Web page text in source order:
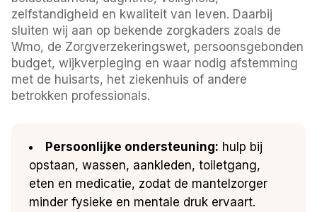
zelfstandigheid en kwaliteit van leven. Daarbij
sluiten wij aan op bekende zorgkaders zoals de
Wmo, de Zorgverzekeringswet, persoonsgebonden
budget, wijkverpleging en waar nodig afstemming
met de huisarts, het ziekenhuis of andere
betrokken professionals.
Persoonlijke ondersteuning: hulp bij
opstaan, wassen, aankleden, toiletgang,
eten en medicatie, zodat de mantelzorger
minder fysieke en mentale druk ervaart.